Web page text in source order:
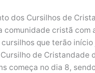
dos Cursilhos de
comunidade cristã com
que terão início
de Cristandade
começa no dia 8,